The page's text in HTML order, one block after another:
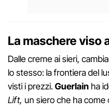
La maschere viso
Dalle creme ai sieri,
lo stesso: la frontiera del
visti i prezzi.Guerlain ha
Lift, un siero che ha come